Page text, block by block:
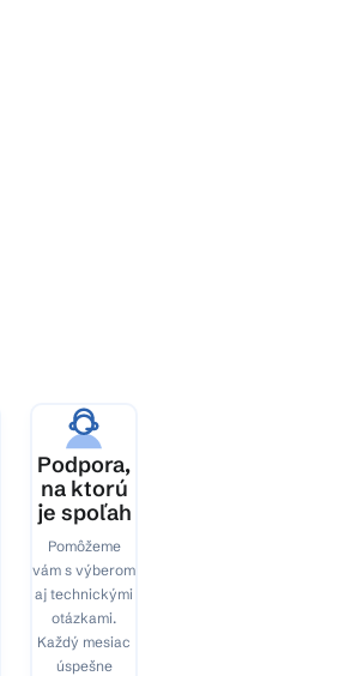
Podpora,
na ktorú
je spoľah
Pomôžeme
vám s výberom
aj technickými
otázkami.
Každý mesiac
úspešne